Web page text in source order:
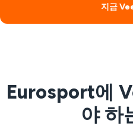
지금
Eurosport에
야 하